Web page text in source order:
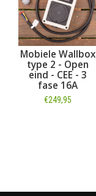
E-Line Laadkabel
type 2 - 3 fase
16A - 5 meter
€184,95